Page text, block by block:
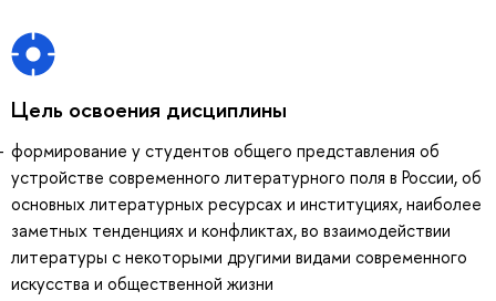
Цель освоения дисциплины
формирование у студентов общего представления об
устройстве современного литературного поля в России, об
основных литературных ресурсах и институциях, наиболее
заметных тенденциях и конфликтах, во взаимодействии
литературы с некоторыми другими видами современного
искусства и общественной жизни